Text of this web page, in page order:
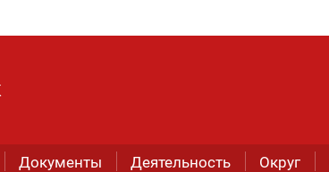
Документы Деятельность Округ